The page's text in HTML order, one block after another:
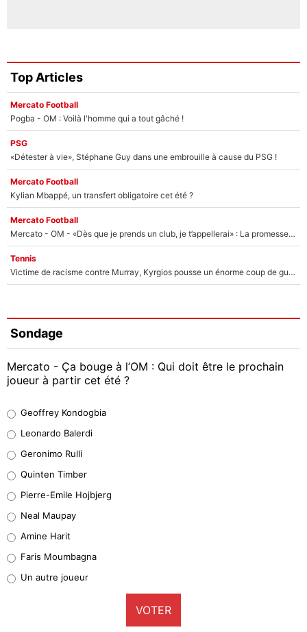
Top Articles
Mercato Football
Pogba - OM : Voilà l'homme qui a tout gâché !
PSG
«Détester à vie», Stéphane Guy dans une embrouille à cause du PSG !
Mercato Football
Kylian Mbappé, un transfert obligatoire cet été ?
Mercato Football
Mercato - OM - «Dès que je prends un club, je t’appellerai» : La promesse de Marcelino au moment de claquer la porte
Tennis
Victime de racisme contre Murray, Kyrgios pousse un énorme coup de gueule !
Sondage
Mercato - Ça bouge à l’OM : Qui doit être le prochain
joueur à partir cet été ?
38%
32%
5%
1%
9%
Geoffrey Kondogbia
Leonardo Balerdi
Geronimo Rulli
Quinten Timber
Pierre-Emile Hojbjerg
Neal Maupay
Amine Harit
Faris Moumbagna
Un autre joueur
VOTER